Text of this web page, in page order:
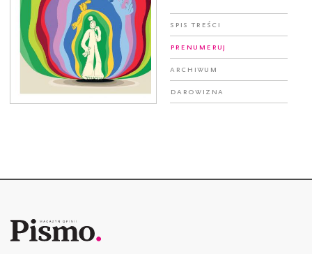
Spis treści
Prenumeruj
Archiwum
Darowizna